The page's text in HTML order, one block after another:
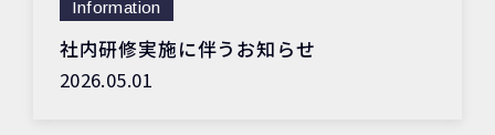
Information
社内研修実施に伴うお知らせ
2026.05.01